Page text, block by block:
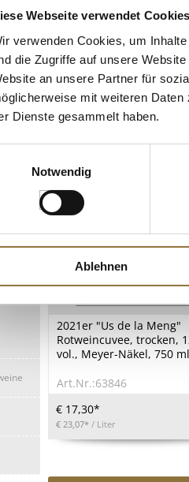
Webseite verwendet
verwenden Cookies, um
die Zugriffe auf unsere
an unsere Partner für
mit weiteren
Dienste gesammelt haben.
Notwendig
Ablehnen
Alle Meyer-Näkel
2021er "Us de la Meng"
Rotweincuvee, trocken,
vol., Meyer-Näkel, 750 ml
Art.Nr.:63846
€ 17,30*
€ 23,07* / Liter